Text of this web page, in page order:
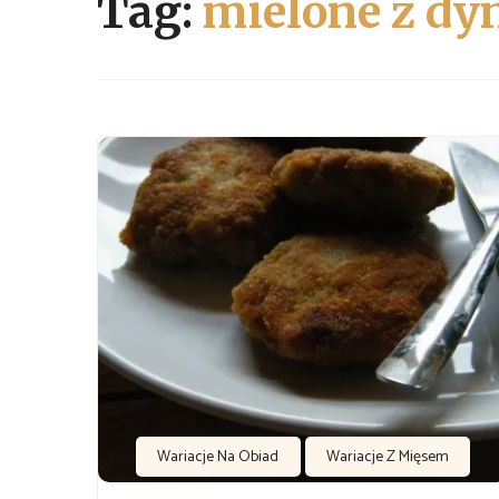
Tag: mielone z
Wariacje Na Obiad Wariacje Z Mięsem